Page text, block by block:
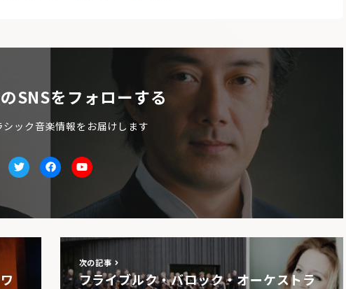
SNSをフォローする
シック音楽情報をお届けします
TwitterfacebookYoutube
次の記事
フライブルク・バロック・オーケストラ